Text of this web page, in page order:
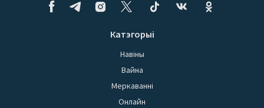
Катэгорыі
Навіны
Вайна
Меркаванні
Онлайн